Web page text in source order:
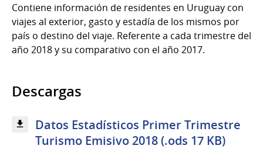
Contiene información de residentes en Uruguay con
viajes al exterior, gasto y estadía de los mismos por
país o destino del viaje. Referente a cada trimestre del
año 2018 y su comparativo con el año 2017.
Descargas
Datos Estadísticos Primer Trimestre
Turismo Emisivo 2018 (.ods 17 KB)